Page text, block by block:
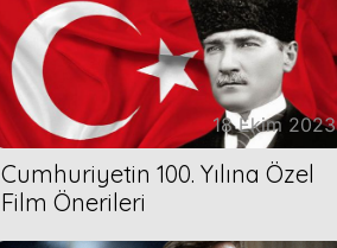
18 Ekim 2023
Cumhuriyetin 100. Yılına Özel
Film Önerileri